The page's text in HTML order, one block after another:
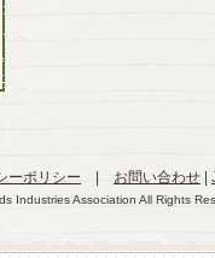
ーポリシー お問い合わせ
Industries Association All Rights